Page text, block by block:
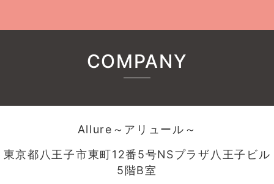
COMPANY
Allure～アリュール～
東京都八王子市東町12番5号NSプラザ八王子ビル
5階B室